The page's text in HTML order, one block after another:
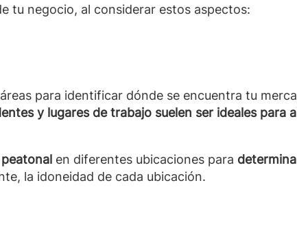
tu negocio, al considerar estos aspectos:
para identificar dónde se encuentra tu
y lugares de trabajo suelen ser ideales para
en diferentes ubicaciones para
la idoneidad de cada ubicación.